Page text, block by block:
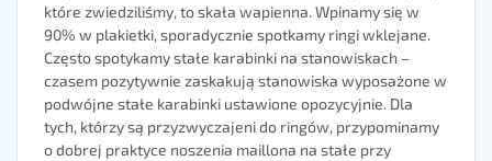
które zwiedziliśmy, to skała wapienna. Wpinamy się w
90% w plakietki, sporadycznie spotkamy ringi wklejane.
Często spotykamy stałe karabinki na stanowiskach –
czasem pozytywnie zaskakują stanowiska wyposażone w
podwójne stałe karabinki ustawione opozycyjnie. Dla
tych, którzy są przyzwyczajeni do ringów, przypominamy
o dobrej praktyce noszenia maillona na stałe przy